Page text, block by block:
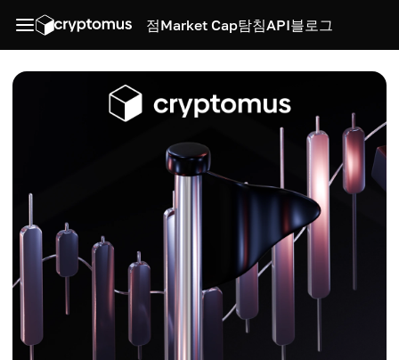
점Market Cap탐침API블로그